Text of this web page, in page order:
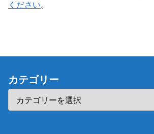
ください。
カテゴリー